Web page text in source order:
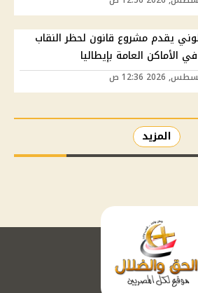
يقدم مشروع قانون لحظر النقاب
الأماكن العامة بإيطاليا
المزيد